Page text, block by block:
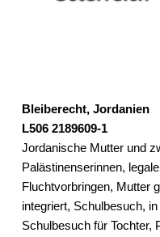
Bleiberecht, Jordanien
L506 2189609-1
Jordanische Mutter und
Palästinenserinnen,
Fluchtvorbringen, Mutter
integriert, Schulbesuch,
Schulbesuch für Tochter,